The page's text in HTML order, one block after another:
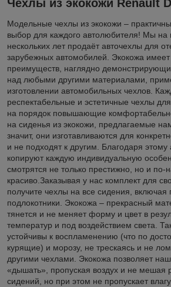
Чехлы из экокожи Renault
Модельные чехлы из экокожи –
выбор для каждого автолюбителя! Мы на
нескольких лет продаёт авточехлы для
зарубежных автомобилей. Экокожа
преимуществ, наглядно
над любыми другими материалами,
изготовлении автомобильных чехлов.
респектабельные и эстетичные чехлы
на порядок повышающие
на сиденья из экокожи, предлагаемые
значит, они изготавливаются для
и не подходят к другим. Благодаря
копируют каждую индивидуальную
смотрятся не только престижно, но и по-
красиво.Заказывая у нас комплект для
получите чехлы на все сидения, включая
подлокотники. Экокожа – прекрасный
тянется и не меняет форму и цвет в
температур и под воздействием света.
устойчивы к воспламенению (что по
курящие) и морозу, не трескаясь и не
другими чехлами. Экокожа позволяет
«дышать», пропуская воздух и не мешая
сидений, но при этом не пропускает